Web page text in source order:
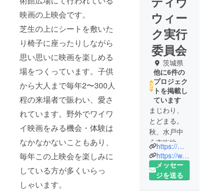
映画の上映会です。
芝生の上にシートを敷いた
り椅子に座ったりしながら
思い思いに映画を楽しめる
場をつくっています。子供
から大人まで毎年2〜300人
程の来場者で賑わい、愛さ
れています。野外でワイワ
イ映画をみる機会・体験は
なかなかないこともあり、
毎年この上映会を楽しみに
している方が多くいらっ
しゃいます。
ウィー
ク実行
委員会
茨城県
他に6件の
プロジェク
トを掲載し
ています
まじわり、
とどまる。
秋、水戸中
心市街地で
開催される
文化的な催
しを横断的
https://mito-creative-week.com
https://www.instagram.com/mito_creative/
メッセー
ジを送る